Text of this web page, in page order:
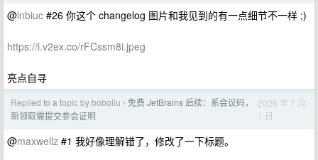
@lnbiuc #26 你这个 changelog 图片和我见到的有一点细节不一样 ;)
https://i.v2ex.co/rFCssm8i.jpeg
亮点自寻
Replied to a topic by boboliu › 免费 JetBrains 后续：系会议码，
新领取需提交参会证明
2025 年 7 月
1 日
@maxwellz #1 我好像理解错了，修改了一下标题。